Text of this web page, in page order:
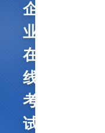
企
业
在
线
考
试